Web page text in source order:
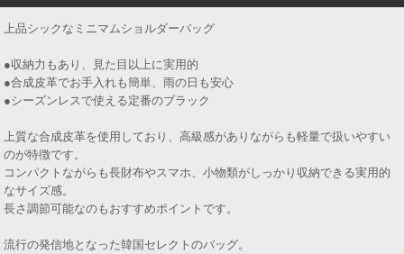
上品シックなミニマムショルダーバッグ
●収納力もあり、見た目以上に実用的
●合成皮革でお手入れも簡単、雨の日も安心
●シーズンレスで使える定番のブラック
上質な合成皮革を使用しており、高級感がありながらも軽量で扱いやすい
のが特徴です。
コンパクトながらも長財布やスマホ、小物類がしっかり収納できる実用的
なサイズ感。
長さ調節可能なのもおすすめポイントです。
流行の発信地となった韓国セレクトのバッグ。